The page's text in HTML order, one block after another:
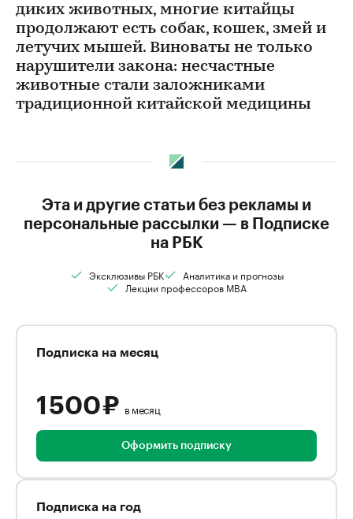
диких животных, многие китайцы
продолжают есть собак, кошек, змей и
летучих мышей. Виноваты не только
нарушители закона: несчастные
животные стали заложниками
традиционной китайской медицины
Эта и другие статьи без рекламы и
персональные рассылки — в Подписке
на РБК
Эксклюзивы РБК
Аналитика и прогнозы
Лекции профессоров MBA
Подписка на месяц
1 500 ₽ в месяц
Оформить подписку
Подписка на год